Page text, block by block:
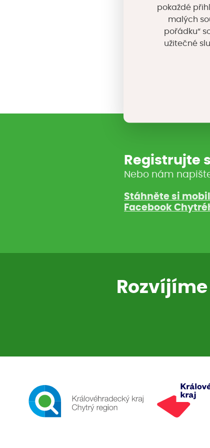
Účast na
Registrujte
Nebo nám
Stáhněte si
Facebook
pokaždé
malých
pořádku“
užitečné